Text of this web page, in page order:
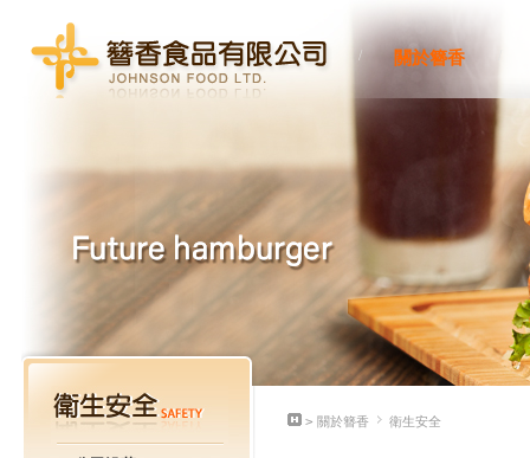
/ 關於簪香
> 關於簪香 衛生安全